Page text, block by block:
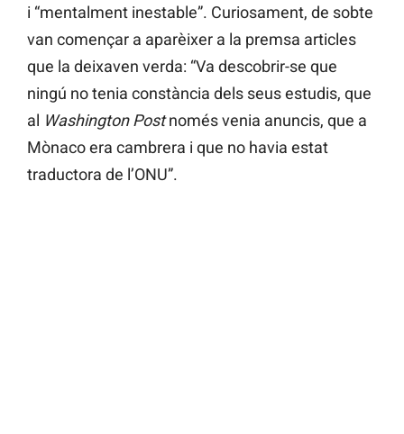
i “mentalment inestable”. Curiosament, de sobte
van començar a aparèixer a la premsa articles
que la deixaven verda: “Va descobrir-se que
ningú no tenia constància dels seus estudis, que
al Washington Postnomés venia anuncis, que a
Mònaco era cambrera i que no havia estat
traductora de l’ONU”.